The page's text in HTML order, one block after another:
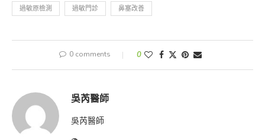
過敏原檢測 過敏門診 鼻塞改善
0 comments 0
吳芮醫師
吳芮醫師